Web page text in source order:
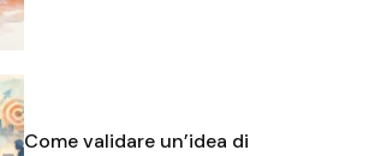
Come validare un’idea di